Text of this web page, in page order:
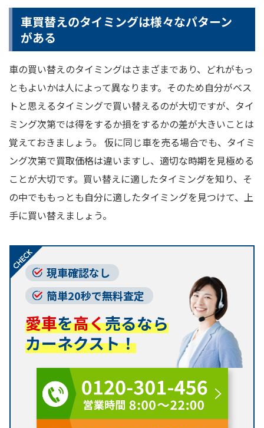
車買替えのタイミングは様々なパターン
がある
車の買い替えのタイミングはさまざまであり、どれがもっ
ともよいかは人によって異なります。そのため自分がベス
トと思えるタイミングで買い替えるのが大切ですが、タイ
ミング次第では得をするか損をするかの差が大きいことは
覚えておきましょう。 仮に同じ車を売る場合でも、タイミ
ング次第で買取価格は違いますし、適切な時期を見極める
ことが大切です。買い替えに適したタイミングを知り、そ
の中でももっとも自分に適したタイミングを見つけて、上
手に買い替えましょう。
現車確認なし
簡単20秒で無料査定
愛車を高く売るなら
カーネクスト！